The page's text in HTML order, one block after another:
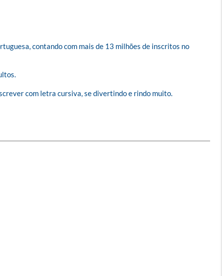
contando com mais de 13 milhões de inscritos no
com letra cursiva, se divertindo e rindo muito.